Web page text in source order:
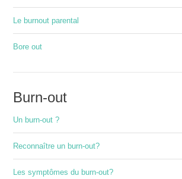
Le burnout parental
Bore out
Burn-out
Un burn-out ?
Reconnaître un burn-out?
Les symptômes du burn-out?